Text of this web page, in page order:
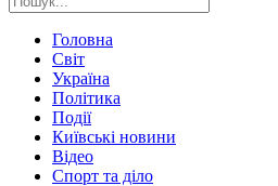
Головна
Світ
Україна
Політика
Події
Київські новини
Відео
Спорт та діло